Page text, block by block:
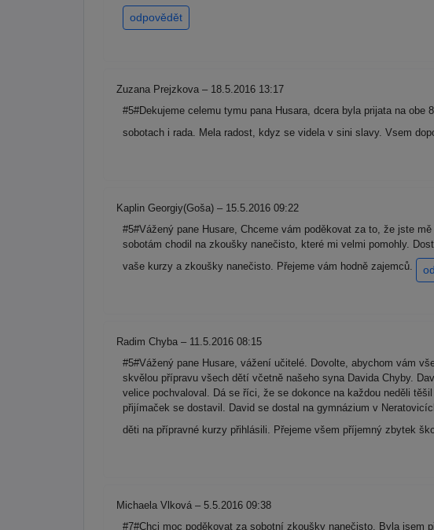
odpovědět
Zuzana Prejzkova – 18.5.2016 13:17
#5#Dekujeme celemu tymu pana Husara, dcera byla prijata na
sobotach i rada. Mela radost, kdyz se videla v sini slavy. Vsem
Kaplin Georgiy(Goša) – 15.5.2016 09:22
#5#Vážený pane Husare, Chceme vám poděkovat za to, že jste
sobotám chodil na zkoušky nanečisto, které mi velmi pomohly.
vaše kurzy a zkoušky nanečisto. Přejeme vám hodně zajemců.
Radim Chyba – 11.5.2016 08:15
#5#Vážený pane Husare, vážení učitelé. Dovolte, abychom vám
skvělou přípravu všech dětí včetně našeho syna Davida Chyby.
velice pochvaloval. Dá se říci, že se dokonce na každou neděli
přijímaček se dostavil. David se dostal na gymnázium v
děti na přípravné kurzy přihlásili. Přejeme všem příjemný zbytek
Michaela Vlková – 5.5.2016 09:38
#7#Chci moc poděkovat za sobotní zkoušky nanečisto. Byla jsem